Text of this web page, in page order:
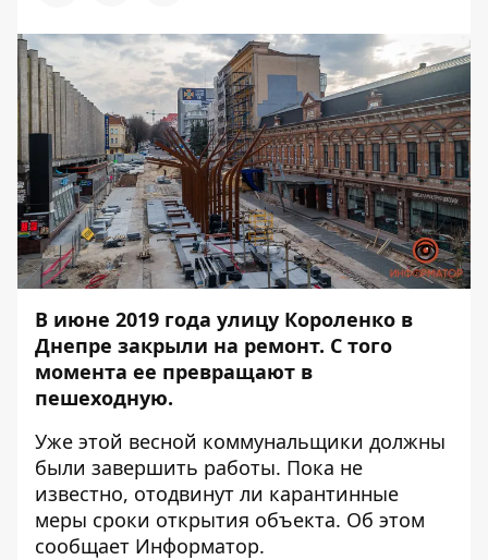
В июне 2019 года улицу Короленко в
Днепре закрыли на ремонт. С того
момента ее превращают в
пешеходную.
Уже этой весной коммунальщики должны
были завершить работы. Пока не
известно, отодвинут ли карантинные
меры сроки открытия объекта. Об этом
сообщает Информатор.